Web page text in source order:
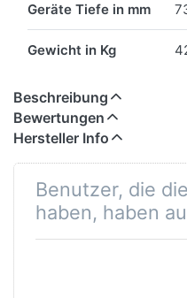
Geräte Tiefe in mm
Gewicht in Kg
Beschreibung
Bewertungen
Hersteller Info
Benutzer, die
haben, haben